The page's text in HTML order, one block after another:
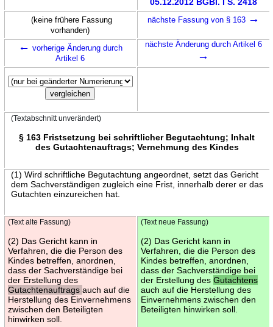
(keine frühere Fassung
vorhanden)
nächste Fassung von § 163 →
← vorherige Änderung durch
Artikel 6
nächste Änderung durch Artikel 6
→
(Textabschnitt unverändert)
§ 163 Fristsetzung bei schriftlicher Begutachtung; Inhalt
des Gutachtenauftrags; Vernehmung des Kindes
(1) Wird schriftliche Begutachtung angeordnet, setzt das Gericht
dem Sachverständigen zugleich eine Frist, innerhalb derer er das
Gutachten einzureichen hat.
(Text alte Fassung)
(2) Das Gericht kann in
Verfahren, die die Person des
Kindes betreffen, anordnen,
dass der Sachverständige bei
der Erstellung des
Gutachtenauftrags auch auf die
Herstellung des Einvernehmens
zwischen den Beteiligten
hinwirken soll.
(Text neue Fassung)
(2) Das Gericht kann in
Verfahren, die die Person des
Kindes betreffen, anordnen,
dass der Sachverständige bei
der Erstellung des Gutachtens
auch auf die Herstellung des
Einvernehmens zwischen den
Beteiligten hinwirken soll.